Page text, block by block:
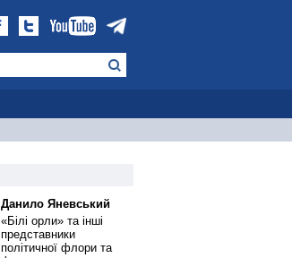
Данило Яневський
«Білі орли» та інші
представники
політичної флори та